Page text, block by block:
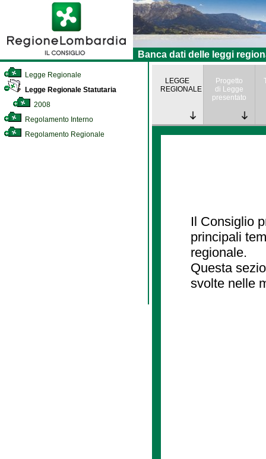
Banca dati delle leggi
Legge Regionale
Legge Regionale Statutaria
2008
Regolamento Interno
Regolamento Regionale
LEGGE
REGIONALE
Progetto
di Legge
presentato
Il Consiglio
principali
regionale.
Questa
svolte nelle